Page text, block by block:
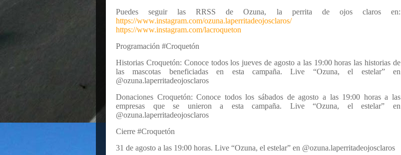
Puedes seguir las RRSS de Ozuna, la perrita de ojos claros en:
https://www.instagram.com/ozuna.laperritadeojosclaros/
https://www.instagram.com/lacroqueton
Programación #Croquetón
Historias Croquetón: Conoce todos los jueves de agosto a las 19:00 horas las historias de
las mascotas beneficiadas en esta campaña. Live “Ozuna, el estelar” en
@ozuna.laperritadeojosclaros
Donaciones Croquetón: Conoce todos los sábados de agosto a las 19:00 horas a las
empresas que se unieron a esta campaña. Live “Ozuna, el estelar” en
@ozuna.laperritadeojosclaros
Cierre #Croquetón
31 de agosto a las 19:00 horas. Live “Ozuna, el estelar” en @ozuna.laperritadeojosclaros